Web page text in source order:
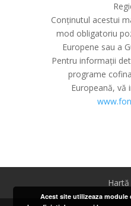
Conținutul acestui
mod obligatoriu
Europene sau a
Pentru informații
programe
Europeană, vă
Acest site utilizeaza module